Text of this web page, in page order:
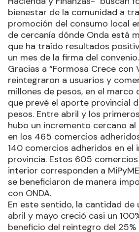
bienestar de la comunidad a
promoción del consumo local
de cercanía dónde Onda está
que ha traído resultados
un mes de la firma del convenio.
Gracias a “Formosa Crece con
reintegraron a usuarios y
millones de pesos, en el marco
que prevé el aporte provincial
pesos. Entre abril y los
hubo un incremento cercano al
en los 465 comercios
140 comercios adheridos en el
provincia. Estos 605
interior corresponden a
se beneficiaron de manera
con ONDA.
En este sentido, la cantidad de
abril y mayo creció casi un
beneficio del reintegro del